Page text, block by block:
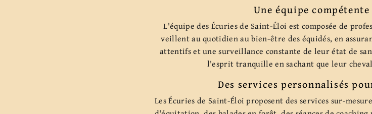
Une équipe
L'équipe des Écuries de Saint-Éloi est composée de
veillent au quotidien au bien-être des équidés, en
attentifs et une surveillance constante de leur état de
l'esprit tranquille en sachant que leur
Des services personnalisés
Les Écuries de Saint-Éloi proposent des services sur-